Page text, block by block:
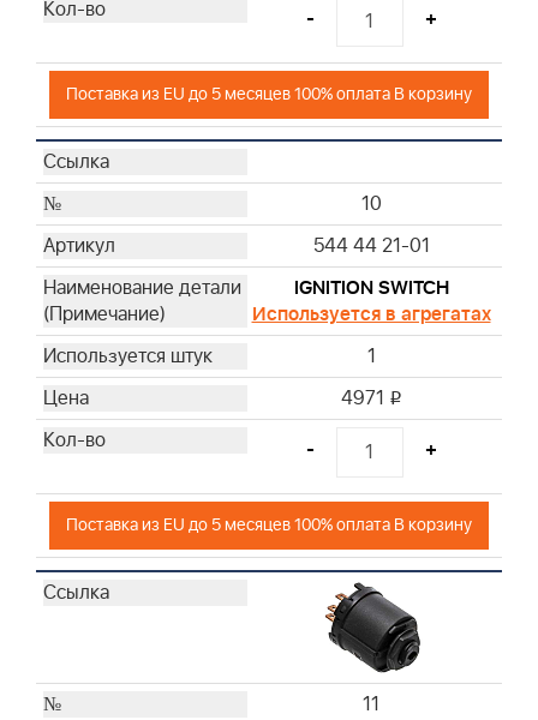
- +
Поставка из EU до 5 месяцев 100% оплата В корзину
10
544 44 21-01
IGNITION SWITCH
Используется в агрегатах
1
4971 i
- +
Поставка из EU до 5 месяцев 100% оплата В корзину
11